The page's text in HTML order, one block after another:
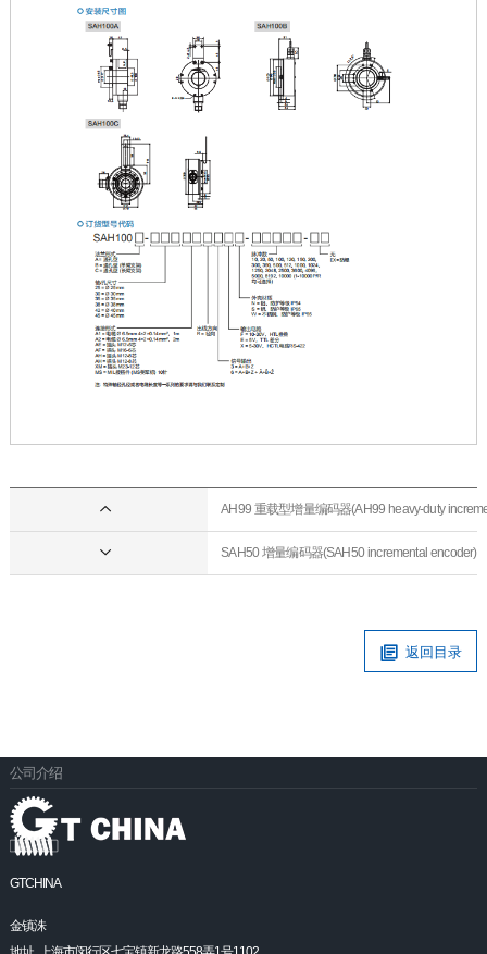
AH99 重载型增量编码器(AH99 heavy-duty
SAH50 增量编码器(SAH50 incremental encoder)
返回目录
公司介绍
GTCHINA
金镇洙